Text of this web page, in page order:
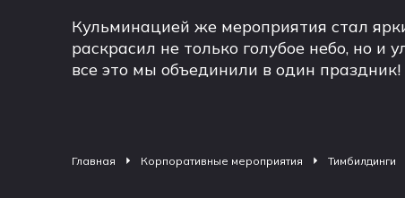
Кульминацией же мероприятия стал
раскрасил не только голубое небо, но и
все это мы объединили в один праздник!
Главная Корпоративные мероприятия Тимбилдинги